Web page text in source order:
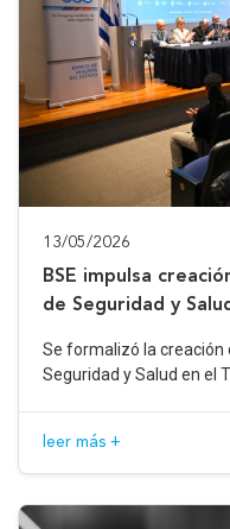
13/05/2026
BSE impulsa
de Seguridad y
Se formalizó la creación
Seguridad y Salud en el
leer más +